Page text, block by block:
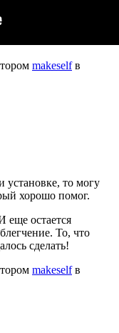
makeselfв
установке, то могу
хорошо помог.
еще остается
То, что
сделать!
makeselfв